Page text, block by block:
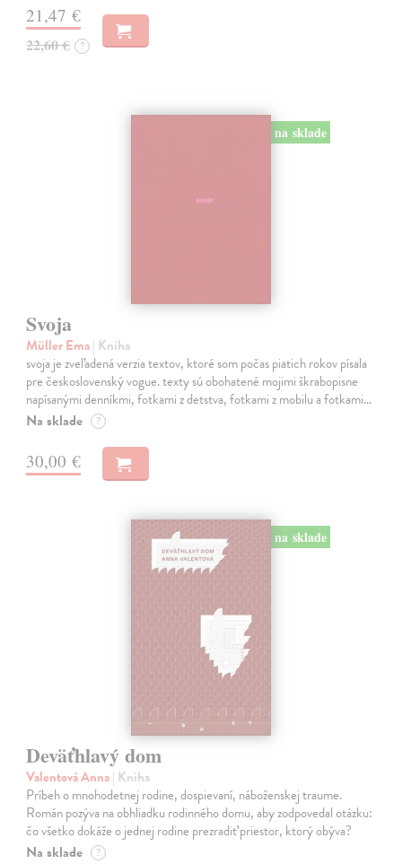
21,47 €
22,60 € ?
na sklade
Svoja
Müller Ema| Kniha
svoja je zveľadená verzia textov, ktoré som počas piatich rokov písala
pre československý vogue. texty sú obohatené mojimi škrabopisne
napísanými denníkmi, fotkami z detstva, fotkami z mobilu a fotkami…
Na sklade ?
30,00 €
na sklade
Deväťhlavý dom
Valentová Anna| Kniha
Príbeh o mnohodetnej rodine, dospievaní, náboženskej traume.
Román pozýva na obhliadku rodinného domu, aby zodpovedal otázku:
čo všetko dokáže o jednej rodine prezradiť priestor, ktorý obýva?
Na sklade ?